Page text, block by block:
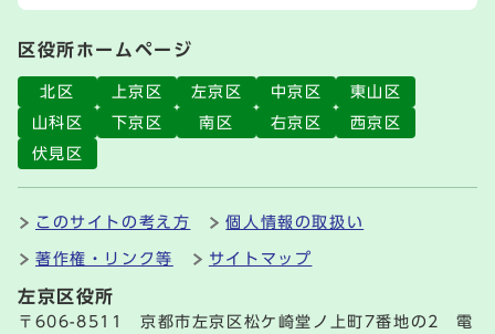
区役所ホームページ
北区 上京区 左京区 中京区
東山区
山科区
下京区 南区 右京区
西京区
伏見区
このサイトの考え方 個人情報の取扱い
著作権・リンク等 サイトマップ
左京区役所
〒606-8511 京都市左京区松ケ崎堂ノ上町7番地の2 電